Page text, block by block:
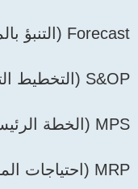
Forecast (التنبؤ بالمبيعات)
S&OP (التخطيط التكاملي)
MPS (الخطة الرئيسية للإنتاج)
MRP (احتياجات المواد)